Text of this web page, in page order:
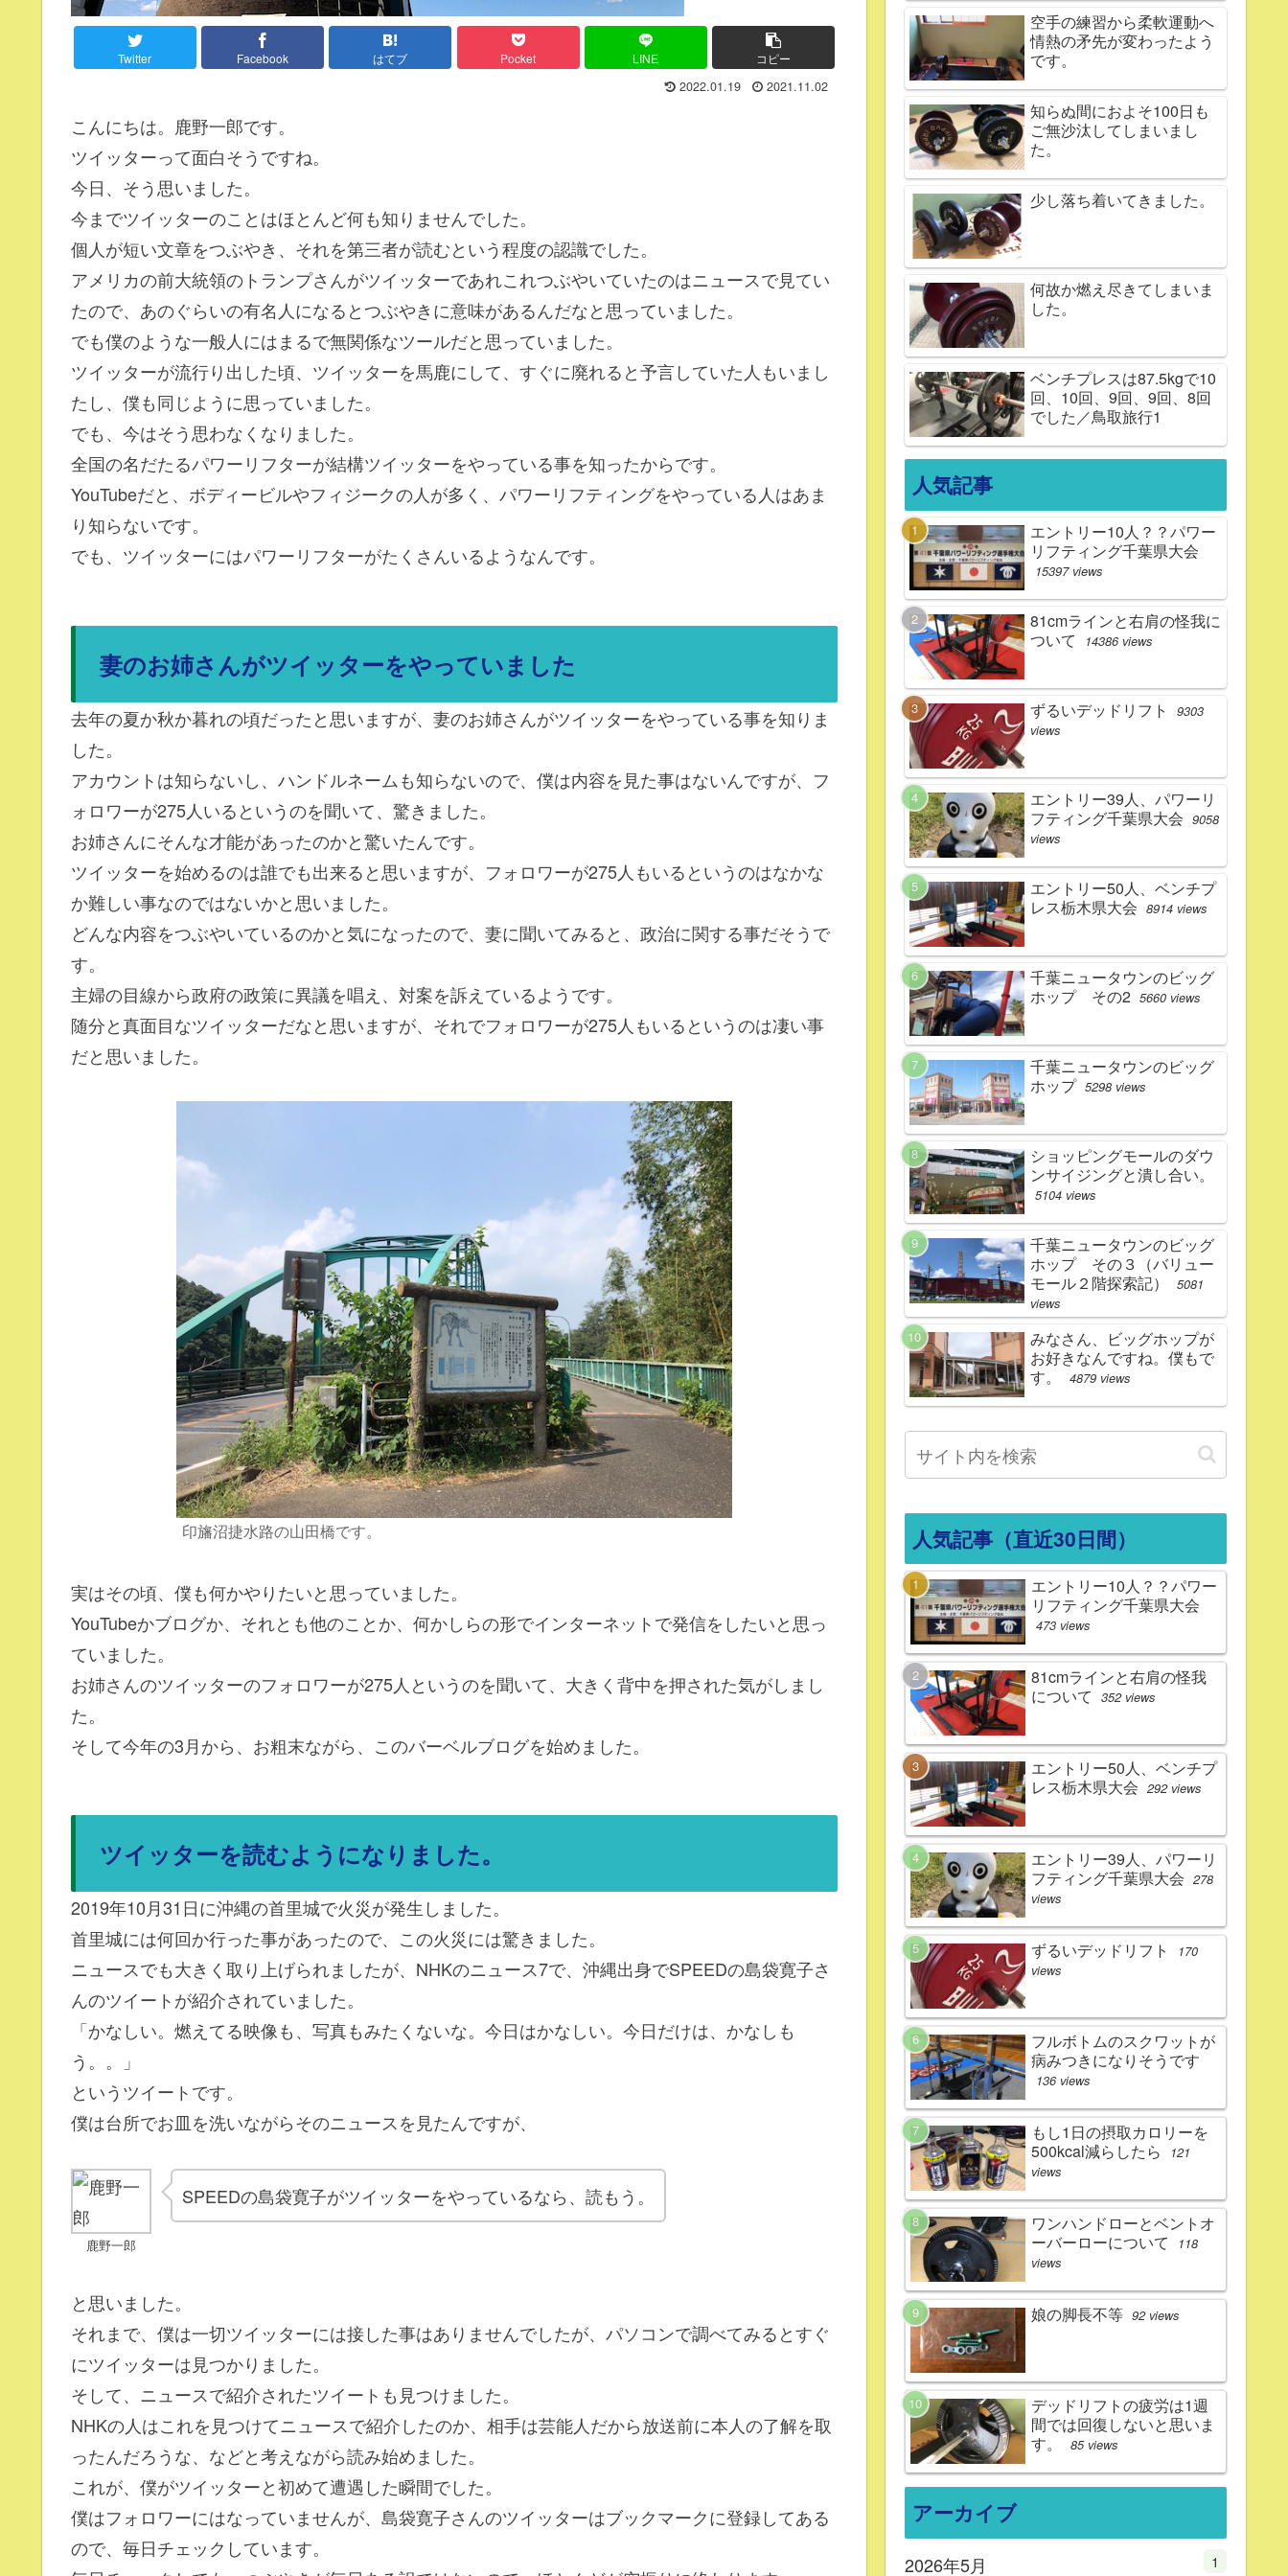
Twitter Facebook はてブ Pocket LINE コピー
2022.01.19 2021.11.02
こんにちは。鹿野一郎です。
ツイッターって面白そうですね。
今日、そう思いました。
今までツイッターのことはほとんど何も知りませんでした。
個人が短い文章をつぶやき、それを第三者が読むという程度の認識でした。
アメリカの前大統領のトランプさんがツイッターであれこれつぶやいていたのはニュースで見てい
たので、あのぐらいの有名人になるとつぶやきに意味があるんだなと思っていました。
でも僕のような一般人にはまるで無関係なツールだと思っていました。
ツイッターが流行り出した頃、ツイッターを馬鹿にして、すぐに廃れると予言していた人もいまし
たし、僕も同じように思っていました。
でも、今はそう思わなくなりました。
全国の名だたるパワーリフターが結構ツイッターをやっている事を知ったからです。
YouTubeだと、ボディービルやフィジークの人が多く、パワーリフティングをやっている人はあま
り知らないです。
でも、ツイッターにはパワーリフターがたくさんいるようなんです。
妻のお姉さんがツイッターをやっていました
去年の夏か秋か暮れの頃だったと思いますが、妻のお姉さんがツイッターをやっている事を知りま
した。
アカウントは知らないし、ハンドルネームも知らないので、僕は内容を見た事はないんですが、フ
ォロワーが275人いるというのを聞いて、驚きました。
お姉さんにそんな才能があったのかと驚いたんです。
ツイッターを始めるのは誰でも出来ると思いますが、フォロワーが275人もいるというのはなかな
か難しい事なのではないかと思いました。
どんな内容をつぶやいているのかと気になったので、妻に聞いてみると、政治に関する事だそうで
す。
主婦の目線から政府の政策に異議を唱え、対案を訴えているようです。
随分と真面目なツイッターだなと思いますが、それでフォロワーが275人もいるというのは凄い事
だと思いました。
印旛沼捷水路の山田橋です。
実はその頃、僕も何かやりたいと思っていました。
YouTubeかブログか、それとも他のことか、何かしらの形でインターネットで発信をしたいと思っ
ていました。
お姉さんのツイッターのフォロワーが275人というのを聞いて、大きく背中を押された気がしまし
た。
そして今年の3月から、お粗末ながら、このバーベルブログを始めました。
ツイッターを読むようになりました。
2019年10月31日に沖縄の首里城で火災が発生しました。
首里城には何回か行った事があったので、この火災には驚きました。
ニュースでも大きく取り上げられましたが、NHKのニュース7で、沖縄出身でSPEEDの島袋寛子さ
んのツイートが紹介されていました。
「かなしい。燃えてる映像も、写真もみたくないな。今日はかなしい。今日だけは、かなしも
う。。」
というツイートです。
僕は台所でお皿を洗いながらそのニュースを見たんですが、
鹿野一郎
SPEEDの島袋寛子がツイッターをやっているなら、読もう。
と思いました。
それまで、僕は一切ツイッターには接した事はありませんでしたが、パソコンで調べてみるとすぐ
にツイッターは見つかりました。
そして、ニュースで紹介されたツイートも見つけました。
NHKの人はこれを見つけてニュースで紹介したのか、相手は芸能人だから放送前に本人の了解を取
ったんだろうな、などと考えながら読み始めました。
これが、僕がツイッターと初めて遭遇した瞬間でした。
僕はフォロワーにはなっていませんが、島袋寛子さんのツイッターはブックマークに登録してある
ので、毎日チェックしています。
空手の練習から柔軟運動へ
情熱の矛先が変わったよう
です。
知らぬ間におよそ100日も
ご無沙汰してしまいまし
た。
少し落ち着いてきました。
何故か燃え尽きてしまいま
した。
ベンチプレスは87.5kgで10
回、10回、9回、9回、8回
でした／鳥取旅行1
人気記事
エントリー10人？？パワー
リフティング千葉県大会
15397 views
81cmラインと右肩の怪我に
ついて
14386 views
ずるいデッドリフト
9303
views
エントリー39人、パワーリ
フティング千葉県大会 9058
views
エントリー50人、ベンチプ
レス栃木県大会 8914 views
千葉ニュータウンのビッグ
ホップ その2 5660 views
千葉ニュータウンのビッグ
ホップ 5298 views
ショッピングモールのダウ
ンサイジングと潰し合い。
5104 views
千葉ニュータウンのビッグ
ホップ その３（バリュー
モール２階探索記）
5081
views
みなさん、ビッグホップが
お好きなんですね。僕もで
す。
4879 views
人気記事（直近30日間）
エントリー10人？？パワー
リフティング千葉県大会
473 views
81cmラインと右肩の怪我
について
352 views
エントリー50人、ベンチプ
レス栃木県大会 292 views
エントリー39人、パワーリ
フティング千葉県大会 278
views
ずるいデッドリフト
170
views
フルボトムのスクワットが
病みつきになりそうです
136 views
もし1日の摂取カロリーを
500kcal減らしたら
121
views
ワンハンドローとベントオ
ーバーローについて
118
views
娘の脚長不等 92 views
デッドリフトの疲労は1週
間では回復しないと思いま
す。
85 views
アーカイブ
2026年5月 1